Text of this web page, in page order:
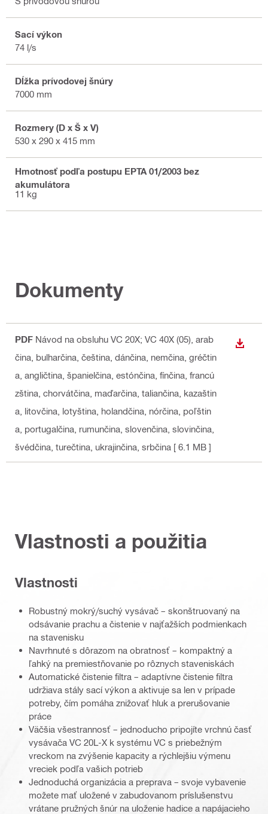
Sací výkon
74 l/s
Dĺžka prívodovej šnúry
7000 mm
Rozmery (D x Š x V)
530 x 290 x 415 mm
Hmotnosť podľa postupu EPTA 01/2003 bez
akumulátora
11 kg
Dokumenty
PDF Návod na obsluhu VC 20X; VC 40X (05) , arab
čina, bulharčina, čeština, dánčina, nemčina, gréčtin
a, angličtina, španielčina, estónčina, fínčina, francú
zština, chorvátčina, maďarčina, taliančina, kazaštin
a, litovčina, lotyština, holandčina, nórčina, poľštin
a, portugalčina, rumunčina, slovenčina, slovinčina,
švédčina, turečtina, ukrajinčina, srbčina [ 6.1 MB ]
Vlastnosti a použitia
Vlastnosti
Robustný mokrý/suchý vysávač – skonštruovaný na
odsávanie prachu a čistenie v najťažších podmienkach
na stavenisku
Navrhnuté s dôrazom na obratnosť – kompaktný a
ľahký na premiestňovanie po rôznych staveniskách
Automatické čistenie filtra – adaptívne čistenie filtra
udržiava stály sací výkon a aktivuje sa len v prípade
potreby, čím pomáha znižovať hluk a prerušovanie
práce
Väčšia všestrannosť – jednoducho pripojíte vrchnú časť
vysávača VC 20L-X k systému VC s priebežným
vreckom na zvýšenie kapacity a rýchlejšiu výmenu
vreciek podľa vašich potrieb
Jednoduchá organizácia a preprava – svoje vybavenie
možete mať uložené v zabudovanom príslušenstvu
vrátane pružných šnúr na uloženie hadice a napájacieho